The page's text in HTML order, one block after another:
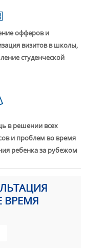
офферов и
визитов в школы,
студенческой
в решении всех
и проблем во время
ребенка за рубежом